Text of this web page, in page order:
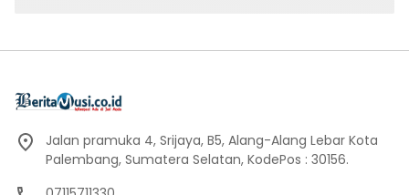
Jalan pramuka 4, Srijaya, B5, Alang-Alang Lebar Kota
Palembang, Sumatera Selatan, KodePos : 30156.